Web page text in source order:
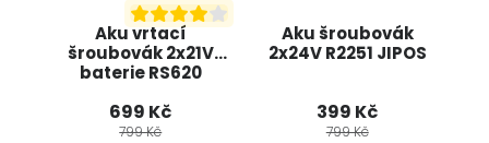
Aku vrtací
šroubovák 2x21V
baterie RS620
699 Kč
799 Kč
Aku šroubovák
2x24V R2251 JIPOS
399 Kč
799 Kč